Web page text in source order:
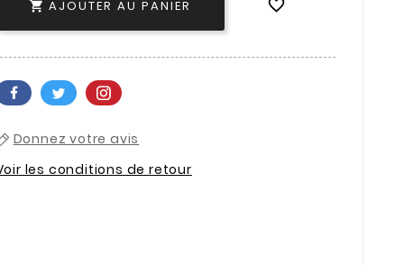
 AJOUTER AU PANIER 
Donnez votre avis
les conditions de retour